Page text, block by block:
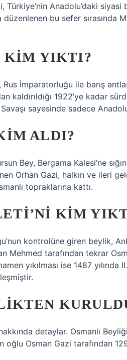
Türkiye’nin Anadolu’daki
bu sefer sırasında
KIM YIKTI?
İmparatorluğu ile barış
kaldırıldığı 1922’ye kadar
sayesinde sadece
ALDI?
Bey, Bergama Kalesi’ne
Orhan Gazi, halkın ve ileri
topraklarına kattı.
KIM
kontrolüne giren beylik,
Mehmed tarafından tekrar
yıkılması ise 1487 yılında
detaylar. Osmanlı
oğlu Osman Gazi tarafından